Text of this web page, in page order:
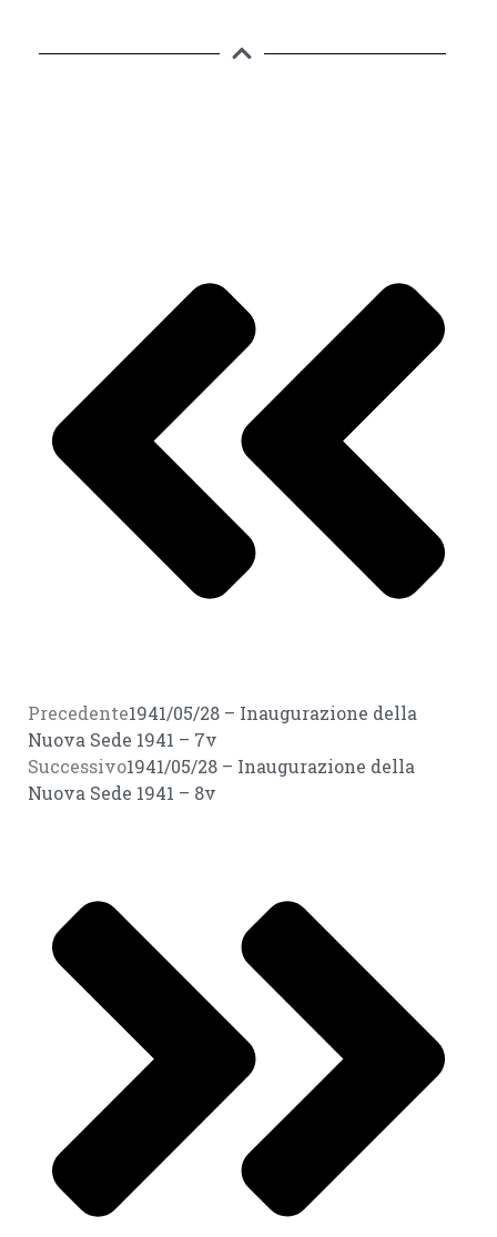
Precedente1941/05/28 – Inaugurazione della
Nuova Sede 1941 – 7v
Successivo1941/05/28 – Inaugurazione della
Nuova Sede 1941 – 8v